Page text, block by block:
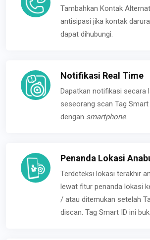
Tambahkan Kontak
antisipasi jika kontak
dapat dihubungi.
Notifikasi Real Time
Dapatkan notifikasi secara
seseorang scan Tag Smart
dengan smartphone.
Penanda Lokasi
Terdeteksi lokasi terakhir
lewat fitur penanda lokasi
/ atau ditemukan setelah
discan. Tag Smart ID ini